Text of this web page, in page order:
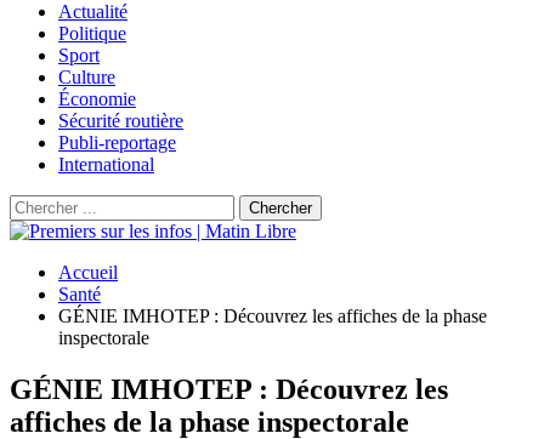
Actualité
Politique
Sport
Culture
Économie
Sécurité routière
Publi-reportage
International
Accueil
Santé
GÉNIE IMHOTEP : Découvrez les affiches de la phase
inspectorale
GÉNIE IMHOTEP : Découvrez les
affiches de la phase inspectorale